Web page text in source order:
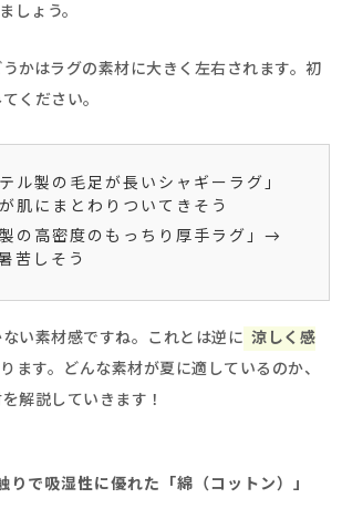
しょう。
かはラグの素材に大きく左右されます。初
ください。
ル製の毛足が長いシャギーラグ」
肌にまとわりついてきそう
の高密度のもっちり厚手ラグ」→
苦しそう
い素材感ですね。これとは逆に 涼しく感
ます。どんな素材が夏に適しているのか、
解説していきます！
りで吸湿性に優れた「綿（コットン）」